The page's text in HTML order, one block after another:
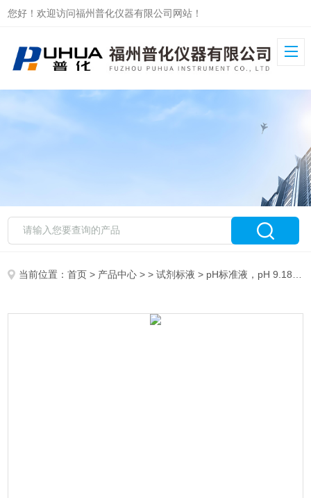
您好！欢迎访问福州普化仪器有限公司网站！
当前位置：首页 > 产品中心 > >试剂标液 > pH标准液，pH 9.18，500ML